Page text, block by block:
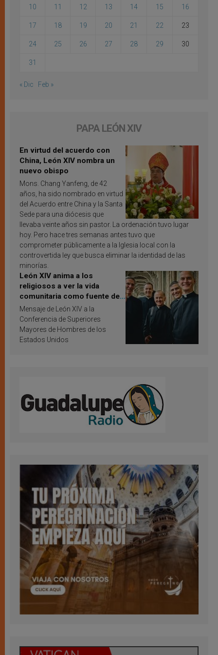
10 11 12 13 14 15 16
17 18 19 20 21 22 23
24 25 26 27 28 29 30
31
« Dic Feb »
PAPA LEÓN XIV
En virtud del acuerdo con
China, León XIV nombra un
nuevo obispo
Mons. Chang Yanfeng, de 42
años, ha sido nombrado en virtud
del Acuerdo entre China y la Santa
Sede para una diócesis que
llevaba veinte años sin pastor. La ordenación tuvo lugar
hoy. Pero hace tres semanas antes tuvo que
comprometer públicamente a la Iglesia local con la
controvertida ley que busca eliminar la identidad de las
minorías.
León XIV anima a los
religiosos a ver la vida
comunitaria como fuente de
inspiración y santificación
Mensaje de León XIV a la
Conferencia de Superiores
Mayores de Hombres de los
Estados Unidos